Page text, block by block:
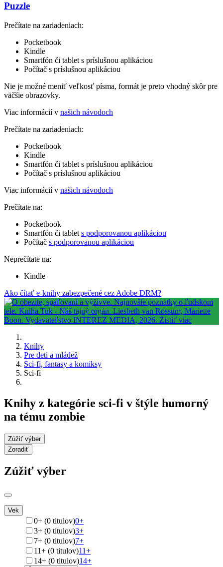
Puzzle
Prečítate na zariadeniach:
Pocketbook
Kindle
Smartfón či tablet s príslušnou aplikáciou
Počítač s príslušnou aplikáciou
Nie je možné meniť veľkosť písma, formát je preto vhodný skôr pre
väčšie obrazovky.
Viac informácií v našich návodoch
Prečítate na zariadeniach:
Pocketbook
Kindle
Smartfón či tablet s príslušnou aplikáciou
Počítač s príslušnou aplikáciou
Viac informácií v našich návodoch
Prečítate na:
Pocketbook
Smartfón či tablet s podporovanou aplikáciou
Počítač s podporovanou aplikáciou
Neprečítate na:
Kindle
Ako čítať e-knihy zabezpečené cez Adobe DRM?
Knihy
Pre deti a mládež
Sci-fi, fantasy a komiksy
Sci-fi
Knihy z kategórie sci-fi v štýle humorný
na tému zombie
Zúžiť výber
Zoradiť
Zúžiť výber
Vek
0+ (0 titulov)0+
3+ (0 titulov)3+
7+ (0 titulov)7+
11+ (0 titulov)11+
14+ (0 titulov)14+